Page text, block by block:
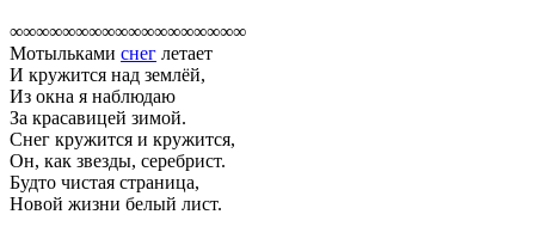
∞∞∞∞∞∞∞∞∞∞∞∞∞∞∞∞∞∞
Мотыльками снег летает
И кружится над землёй,
Из окна я наблюдаю
За красавицей зимой.
Снег кружится и кружится,
Он, как звезды, серебрист.
Будто чистая страница,
Новой жизни белый лист.